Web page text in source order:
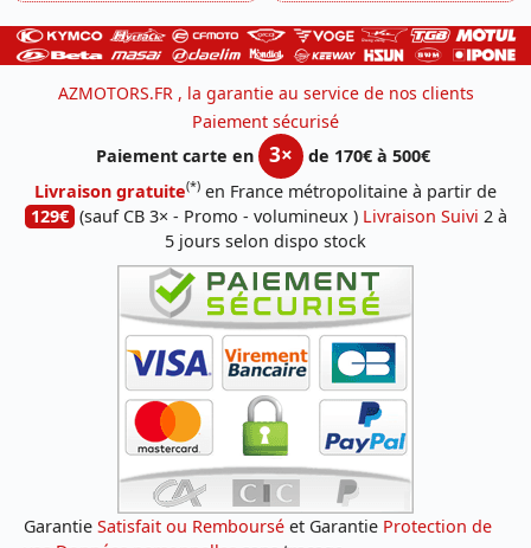
AZMOTORS.FR , la garantie au service de nos clients
Paiement sécurisé
Paiement carte en
3×
de 170€ à 500€
Livraison gratuite(*) en France métropolitaine à partir de
129€ (sauf CB 3× - Promo - volumineux ) Livraison Suivi 2 à
5 jours selon dispo stock
Garantie Satisfait ou Remboursé et Garantie Protection de